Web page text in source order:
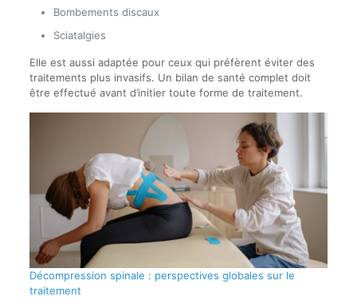
Bombements discaux
Sciatalgies
Elle est aussi adaptée pour ceux qui préfèrent éviter des
traitements plus invasifs. Un bilan de santé complet doit
être effectué avant d’initier toute forme de traitement.
Décompression spinale : perspectives globales sur le
traitement